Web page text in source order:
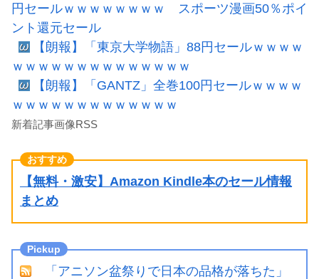
円セールｗｗｗｗｗｗｗｗ スポーツ漫画50％ポイ
ント還元セール
【朗報】「東京大学物語」88円セールｗｗｗｗ
ｗｗｗｗｗｗｗｗｗｗｗｗｗｗ
【朗報】「GANTZ」全巻100円セールｗｗｗｗ
ｗｗｗｗｗｗｗｗｗｗｗｗｗ
新着記事画像RSS
【無料・激安】Amazon Kindle本のセール情報
まとめ
「アニソン盆祭りで日本の品格が落ちた」